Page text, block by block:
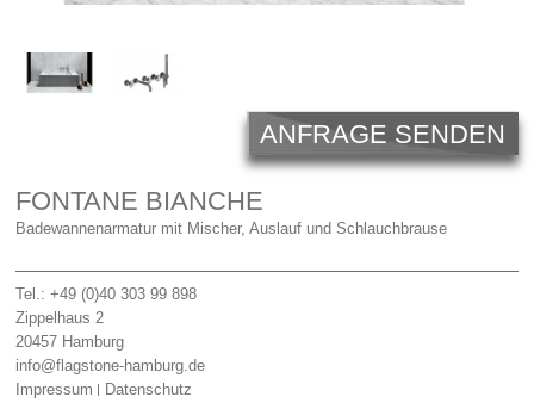
ANFRAGE SENDEN
FONTANE BIANCHE
Badewannenarmatur mit Mischer, Auslauf und Schlauchbrause
Tel.: +49 (0)40 303 99 898
Zippelhaus 2
20457 Hamburg
info@flagstone-hamburg.de
Impressum
Datenschutz